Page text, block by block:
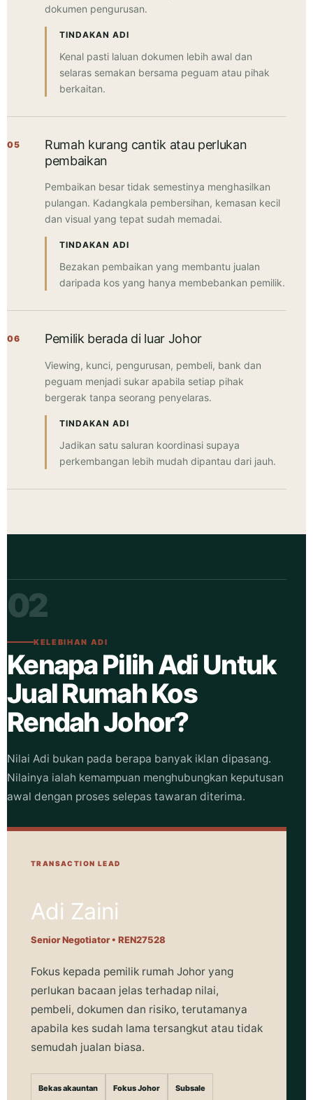
dokumen pengurusan.
TINDAKAN ADI
Kenal pasti laluan dokumen lebih awal dan
selaras semakan bersama peguam atau pihak
berkaitan.
05
Rumah kurang cantik atau perlukan
pembaikan
Pembaikan besar tidak semestinya menghasilkan
pulangan. Kadangkala pembersihan, kemasan kecil
dan visual yang tepat sudah memadai.
TINDAKAN ADI
Bezakan pembaikan yang membantu jualan
daripada kos yang hanya membebankan pemilik.
06 Pemilik berada di luar Johor
Viewing, kunci, pengurusan, pembeli, bank dan
peguam menjadi sukar apabila setiap pihak
bergerak tanpa seorang penyelaras.
TINDAKAN ADI
Jadikan satu saluran koordinasi supaya
perkembangan lebih mudah dipantau dari jauh.
02
KELEBIHAN ADI
Kenapa Pilih Adi Untuk
Jual Rumah Kos
Rendah Johor?
Nilai Adi bukan pada berapa banyak iklan dipasang.
Nilainya ialah kemampuan menghubungkan keputusan
awal dengan proses selepas tawaran diterima.
TRANSACTION LEAD
Adi Zaini
Senior Negotiator • REN27528
Fokus kepada pemilik rumah Johor yang
perlukan bacaan jelas terhadap nilai,
pembeli, dokumen dan risiko, terutamanya
apabila kes sudah lama tersangkut atau tidak
semudah jualan biasa.
Bekas akauntan Fokus Johor Subsale